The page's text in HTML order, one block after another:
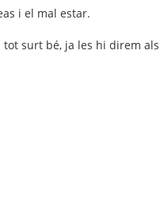
i el mal estar.
surt bé, ja les hi direm